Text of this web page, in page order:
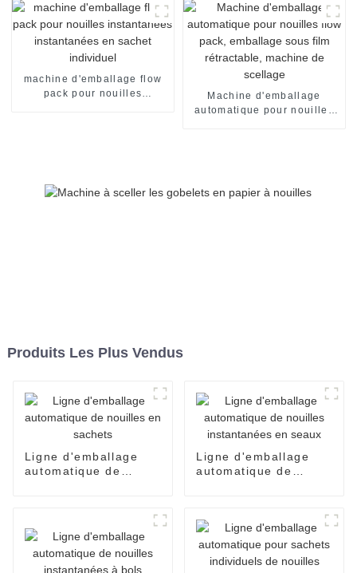
machine d'emballage flow
pack pour nouilles
Machine d'emballage
automatique pour nouilles
Produits Les Plus Vendus
Ligne d'emballage
automatique de
Ligne d'emballage
automatique de